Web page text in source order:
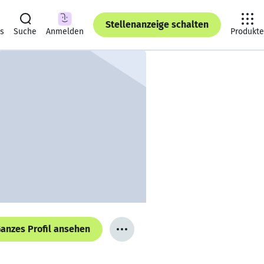
Suche Anmelden
Stellenanzeige schalten
Produkte
Profil ansehen